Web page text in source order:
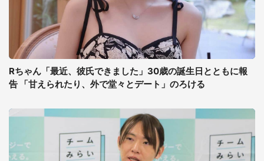
Rちゃん「最近、彼氏できました」30歳の誕生日とともに報
告 「甘えられたり、外で堂々とデート」のろける